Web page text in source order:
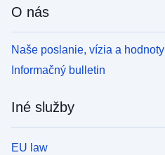
O nás
Naše poslanie, vízia a hodnoty
Informačný bulletin
Iné služby
EU law